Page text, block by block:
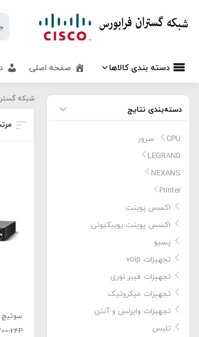
فرابورسدسته بندی کالاها صفحه اصلی
سوئیچ سیسکو Small Business شبکه
24P
دسته‌بندی نتایج
CPU سرور
LEGRAND
NEXANS
Printer
اکسس پوینت
اکسس پوینت یوبیکیوتی
پسیو
تجهیزات voip
تجهیزات فیبر نوری
تجهیزات میکروتیک
تجهیزات وایرلس و آنتن
تلبس